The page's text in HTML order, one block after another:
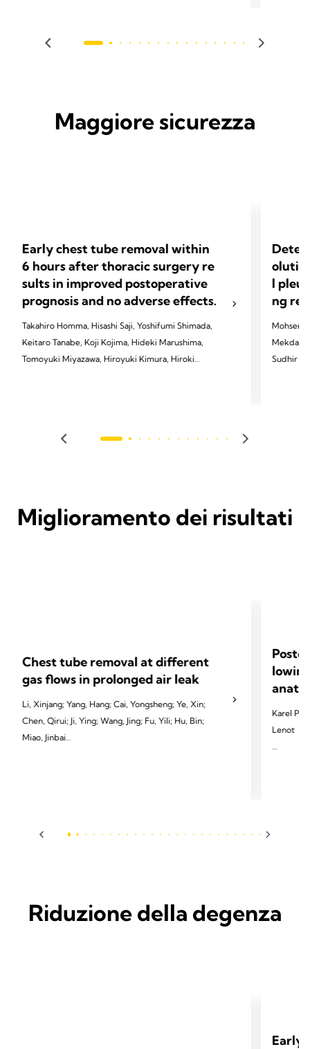
Maggiore sicurezza
Early chest tube removal within
6 hours after thoracic surgery re
sults in improved postoperative
prognosis and no adverse effects.
Takahiro Homma, Hisashi Saji, Yoshifumi Shimada,
Keitaro Tanabe, Koji Kojima, Hideki Marushima,
Tomoyuki Miyazawa, Hiroyuki Kimura, Hiroki
Dis 2024;16(5):3096.
l
ng
Mohsen
Sudhir R.
Miglioramento dei risultati
Chest tube removal at different
gas flows in prolonged air leak
Li, Xinjang; Yang, Hang; Cai, Yongsheng; Ye, Xin;
Chen, Qirui; Ji, Ying; Wang, Jing; Fu, Yili; Hu, Bin;
Miao, Jinbai
Karel
Lenot
Riduzione della degenza
Early